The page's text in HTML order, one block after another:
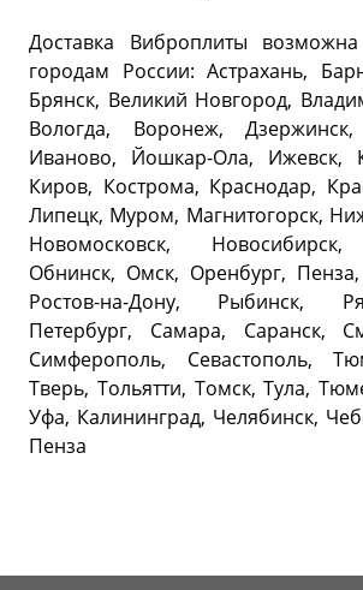
Доставка Виброплиты
городам России: Астрахань,
Брянск, Великий Новгород,
Вологда, Воронеж, Дзержинск,
Иваново, Йошкар-Ола, Ижевск,
Киров, Кострома, Краснодар,
Липецк, Муром, Магнитогорск,
Новомосковск, Новосибирск,
Обнинск, Омск, Оренбург,
Ростов-на-Дону, Рыбинск,
Петербург, Самара, Саранск,
Симферополь, Севастополь,
Тверь, Тольятти, Томск, Тула,
Уфа, Калининград, Челябинск,
Пенза